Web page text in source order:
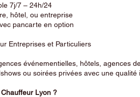
7j/7 – 24h/24
hôtel, ou entreprise
pancarte en option
Entreprises et Particuliers
événementielles, hôtels, agences
ou soirées privées avec une qualité
Lyon ?